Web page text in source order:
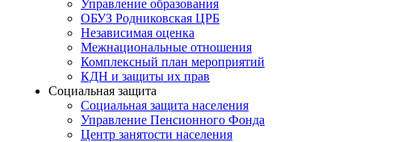
Управление образования
ОБУЗ Родниковская ЦРБ
Независимая оценка
Межнациональные отношения
Комплексный план мероприятий
КДН и защиты их прав
Социальная защита
Социальная защита населения
Управление Пенсионного Фонда
Центр занятости населения